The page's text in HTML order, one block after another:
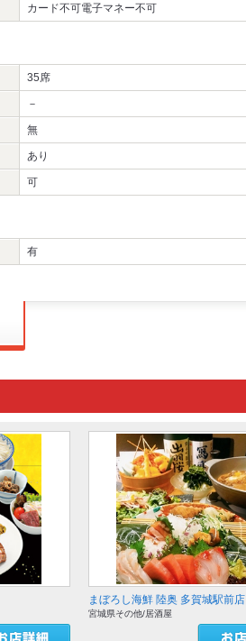
カード不可電子マネー不可
35席
－
無
あり
可
有
まぼろし海鮮 陸奥 多賀城駅前店
宮城県その他/居酒屋